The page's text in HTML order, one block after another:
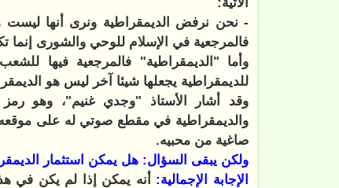
- نحن نرفض الديمقراطية ونرى أنها ليست
فالمرجعية في الإسلام للوحي والشورى إنما
وأما "الديمقراطية" فالمرجعية فيها
للديمقراطية يجعلها شيئا آخر ليس هو
وقد أشار الأستاذ "وجدي غنيم"، وهو
والديمقراطية في مقطع صوتي له على موقعه
صاغية من محبيه.
ولكن يبقى السؤال: هل يمكن استثمار
الإجابة الإجمالية: أنه يمكن إذا لم يكن في